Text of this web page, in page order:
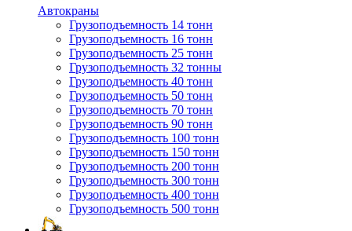
Автокраны
Грузоподъемность 14 тонн
Грузоподъемность 16 тонн
Грузоподъемность 25 тонн
Грузоподъемность 32 тонны
Грузоподъемность 40 тонн
Грузоподъемность 50 тонн
Грузоподъемность 70 тонн
Грузоподъемность 90 тонн
Грузоподъемность 100 тонн
Грузоподъемность 150 тонн
Грузоподъемность 200 тонн
Грузоподъемность 300 тонн
Грузоподъемность 400 тонн
Грузоподъемность 500 тонн